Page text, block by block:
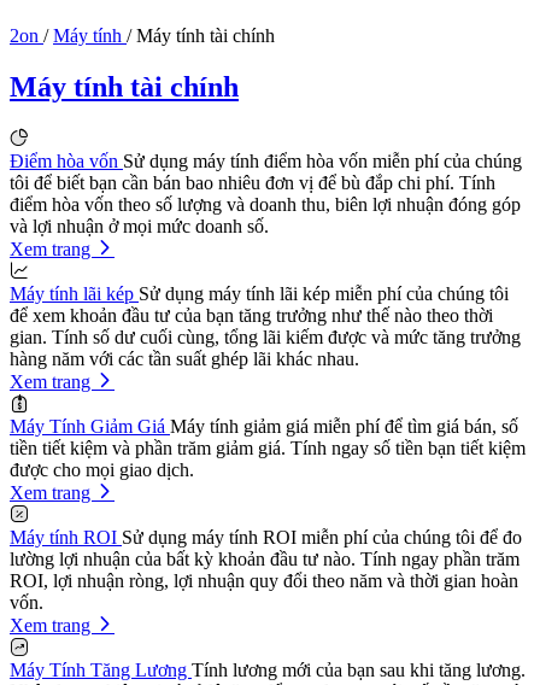
2on / Máy tính / Máy tính tài chính
Máy tính tài chính
Điểm hòa vốn Sử dụng máy tính điểm hòa vốn miễn phí của chúng
tôi để biết bạn cần bán bao nhiêu đơn vị để bù đắp chi phí. Tính
điểm hòa vốn theo số lượng và doanh thu, biên lợi nhuận đóng góp
và lợi nhuận ở mọi mức doanh số.
Xem trang
Máy tính lãi kép Sử dụng máy tính lãi kép miễn phí của chúng tôi
để xem khoản đầu tư của bạn tăng trưởng như thế nào theo thời
gian. Tính số dư cuối cùng, tổng lãi kiếm được và mức tăng trưởng
hàng năm với các tần suất ghép lãi khác nhau.
Xem trang
Máy Tính Giảm Giá Máy tính giảm giá miễn phí để tìm giá bán, số
tiền tiết kiệm và phần trăm giảm giá. Tính ngay số tiền bạn tiết kiệm
được cho mọi giao dịch.
Xem trang
Máy tính ROI Sử dụng máy tính ROI miễn phí của chúng tôi để đo
lường lợi nhuận của bất kỳ khoản đầu tư nào. Tính ngay phần trăm
ROI, lợi nhuận ròng, lợi nhuận quy đổi theo năm và thời gian hoàn
vốn.
Xem trang
Máy Tính Tăng Lương Tính lương mới của bạn sau khi tăng lương.